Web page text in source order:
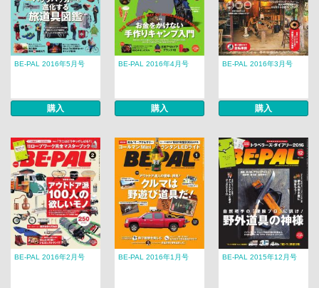
BE-PAL 2016年5月号
購入
BE-PAL 2016年4月号
購入
BE-PAL 2016年3月号
購入
BE-PAL 2016年2月号 BE-PAL 2016年1月号 BE-PAL 2015年12月号